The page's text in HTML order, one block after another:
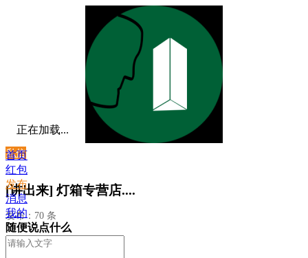
私信
[讲出来] 灯箱专营店....
发布：70 条
正在加载...
首页
红包
发布
消息
我的
随便说点什么